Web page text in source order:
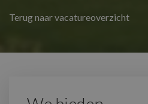
Terug naar vacatureoverzicht